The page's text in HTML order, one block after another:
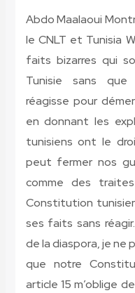
Abdo Maalaoui
le CNLT et Tunisia
faits bizarres qui
Tunisie sans que
réagisse pour
en donnant les
tunisiens ont le
peut fermer nos
comme des
Constitution
ses faits sans
de la diaspora, je ne
que notre
article 15 m’oblige